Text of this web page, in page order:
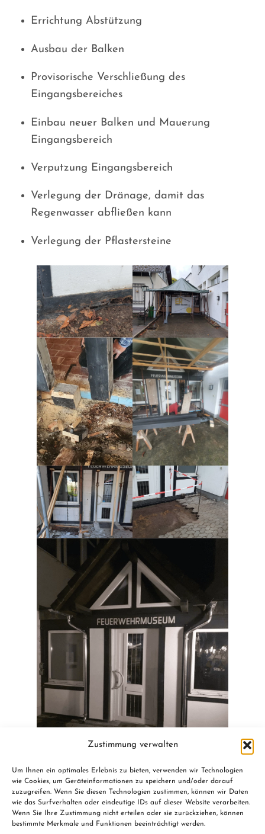
Zustimmung verwalten
Um Ihnen ein optimales Erlebnis zu bieten, verwenden wir Technologien
wie Cookies, um Geräteinformationen zu speichern und/oder darauf
zuzugreifen. Wenn Sie diesen Technologien zustimmen, können wir Daten
wie das Surfverhalten oder eindeutige IDs auf dieser Website verarbeiten.
Wenn Sie Ihre Zustimmung nicht erteilen oder sie zurückziehen, können
bestimmte Merkmale und Funktionen beeinträchtigt werden.
Errichtung Abstützung
Ausbau der Balken
Provisorische Verschließung des
Eingangsbereiches
Einbau neuer Balken und Mauerung
Eingangsbereich
Verputzung Eingangsbereich
Verlegung der Dränage, damit das
Regenwasser abfließen kann
Verlegung der Pflastersteine